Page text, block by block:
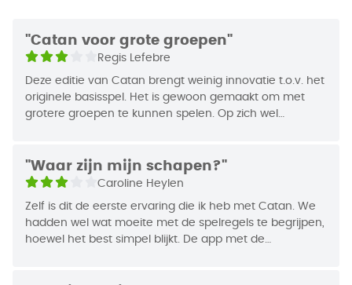
• Speel CATAN met grote groepen!
• Gestroomlijnde spelervaring door de handige
hulpapp.
Wie speelt er CATAN Connect?
Connect een oplossing! Snelle beurten zijn
gegarandeerd door de handige hulpapp,
waardoor iedereen gelijk weet wat er van hen
verwacht wordt en de speelborden zorgen dat je
snel kunt beginnen. Door speelborden aan elkaar
EAN Code 8721184280584
Jaar van Uitgifte 2025
"Catan voor grote groepen"
Regis Lefebre
Deze editie van Catan brengt weinig innovatie t.o.v. het
originele basisspel. Het is gewoon gemaakt om met
grotere groepen te kunnen spelen. Op zich wel
"Waar zijn mijn schapen?"
Caroline Heylen
Zelf is dit de eerste ervaring die ik heb met Catan. We
hadden wel wat moeite met de spelregels te begrijpen,
hoewel het best simpel blijkt. De app met de